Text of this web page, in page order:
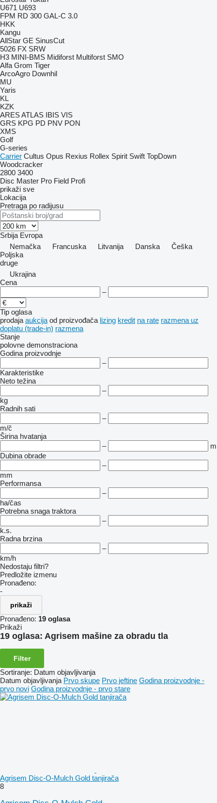
U671 U693
FPM RD 300 GAL-C 3.0
HKK
Kangu
AllStar GE SinusCut
5026 FX SRW
H3 MINI-BMS Midiforst Multiforst SMO
Alfa Grom Tiger
ArcoAgro Downhil
MU
Yaris
KL
KZK
ARESATLAS IBIS VIS
GRS KPG PD PNV PON
XMS
Golf
G-series
Carrier Cultus Opus Rexius Rollex Spirit Swift TopDown
Woodcracker
2800 3400
Disc Master Pro Field Profi
prikaži sve
Lokacija
Pretraga po radijusu
Srbija Evropa
Nemačka
Francuska Litvanija Danska
Češka
Poljska
druge
Ukrajina
Cena
–
Tip oglasa
prodaja aukcija od proizvođača lizing kredit na rate razmena uz
doplatu (trade-in) razmena
Stanje
polovne demonstraciona
Godina proizvodnje
–
Karakteristike
Neto težina
–
kg
Radnih sati
–
m/č
Širina hvatanja
–
m
Dubina obrade
–
mm
Performansa
–
ha/čas
Potrebna snaga traktora
–
k.s.
Radna brzina
–
km/h
Nedostaju filtri?
Predložite izmenu
Pronađeno:
-
prikaži
Pronađeno: 19 oglasa
Prikaži
19 oglasa: Agrisem mašine za obradu tla
Filter
Sortiranje: Datum objavljivanja
Datum objavljivanja Prvo skupe Prvo jeftine Godina proizvodnje -
prvo novi Godina proizvodnje - prvo stare
Agrisem Disc-O-Mulch Gold tanjirača
8